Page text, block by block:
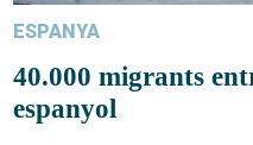
ESPANYA
40.000 migrants
espanyol